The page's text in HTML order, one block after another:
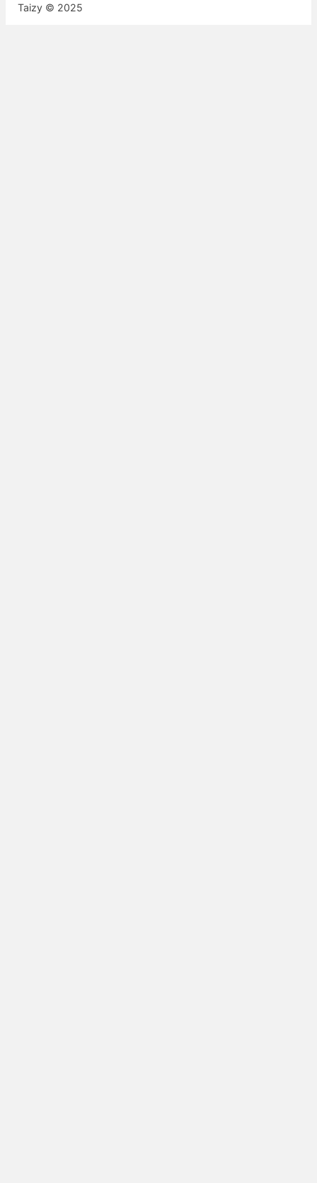
Taizy © 2025